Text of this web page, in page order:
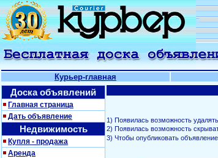
Курьер-главная
Доска объявлений
Главная страница
Дать объявление
Недвижимость
Купля - продажа
Аренда
1) Появилась возможность
2) Появилась возможность
3) Чтобы опубликовать